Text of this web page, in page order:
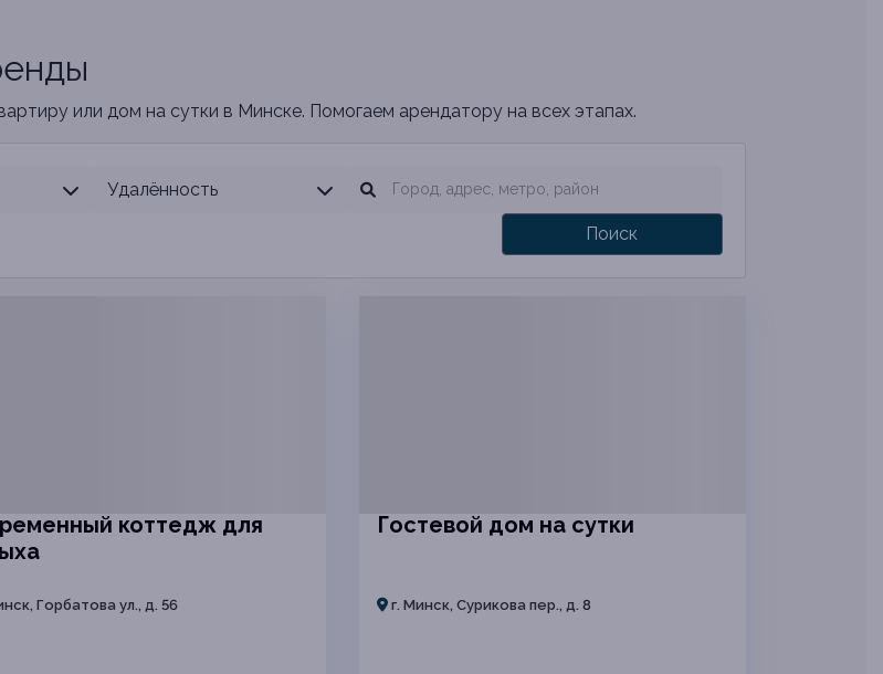
или дом на сутки в Минске. Помогаем арендатору на всех этапах.
Удалённость
Поиск
коттедж для
Горбатова ул., д. 56
Гостевой дом на сутки
г. Минск, Сурикова пер., д. 8